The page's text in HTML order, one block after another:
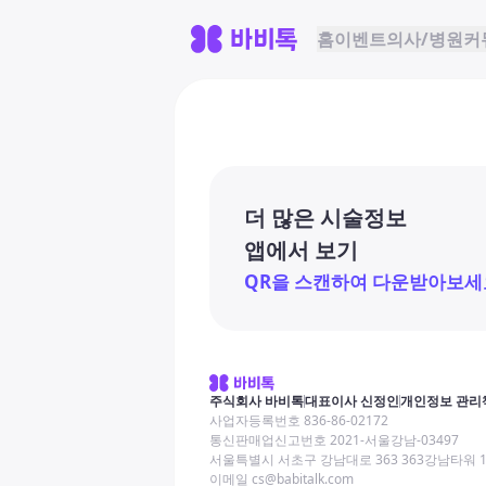
홈이벤트의사/병원커
더 많은 시술정보
앱에서 보기
QR을 스캔하여 다운받아보세
주식회사 바비톡대표이사 신정인개인정보 관리
사업자등록번호 836-86-02172
통신판매업신고번호 2021-서울강남-03497
서울특별시 서초구 강남대로 363 363강남타워
이메일 cs@babitalk.com